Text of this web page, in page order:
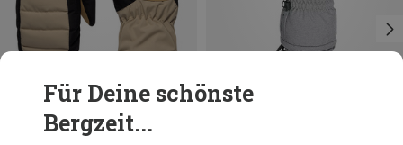
Du sparst 34%
Für Deine schönste
Bergzeit...